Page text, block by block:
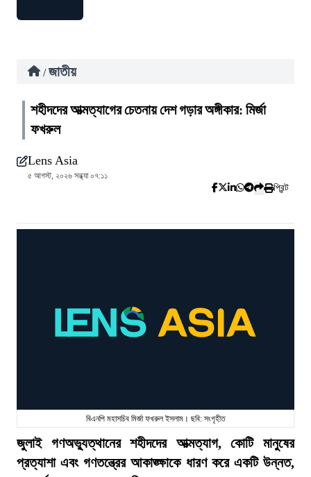
/ জাতীয়
শহীদদের আত্মত্যাগের চেতনায় দেশ গড়ার অঙ্গীকার: মির্জা
ফখরুল
Lens Asia
৫ আগস্ট, ২০২৬ সন্ধ্যা ০৭:১১
প্রিন্ট
বিএনপি মহাসচিব মির্জা ফখরুল ইসলাম। ছবি: সংগৃহীত
জুলাই গণঅভ্যুত্থানের শহীদদের আত্মত্যাগ, কোটি মানুষের
প্রত্যাশা এবং গণতন্ত্রের আকাঙ্ক্ষাকে ধারণ করে একটি উন্নত,